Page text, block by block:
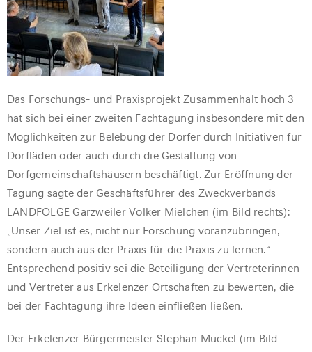
Das Forschungs- und Praxisprojekt Zusammenhalt hoch 3
hat sich bei einer zweiten Fachtagung insbesondere mit den
Möglichkeiten zur Belebung der Dörfer durch Initiativen für
Dorfläden oder auch durch die Gestaltung von
Dorfgemeinschaftshäusern beschäftigt. Zur Eröffnung der
Tagung sagte der Geschäftsführer des Zweckverbands
LANDFOLGE Garzweiler Volker Mielchen (im Bild rechts):
„Unser Ziel ist es, nicht nur Forschung voranzubringen,
sondern auch aus der Praxis für die Praxis zu lernen.“
Entsprechend positiv sei die Beteiligung der Vertreterinnen
und Vertreter aus Erkelenzer Ortschaften zu bewerten, die
bei der Fachtagung ihre Ideen einfließen ließen.
Der Erkelenzer Bürgermeister Stephan Muckel (im Bild